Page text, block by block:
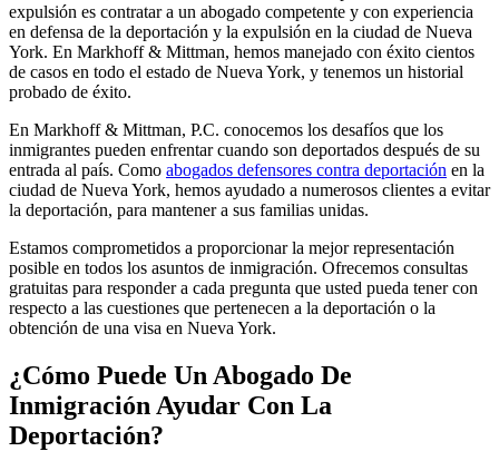
expulsión es contratar a un abogado competente y con experiencia
en defensa de la deportación y la expulsión en la ciudad de Nueva
York. En Markhoff & Mittman, hemos manejado con éxito cientos
de casos en todo el estado de Nueva York, y tenemos un historial
probado de éxito.
En Markhoff & Mittman, P.C. conocemos los desafíos que los
inmigrantes pueden enfrentar cuando son deportados después de su
entrada al país. Como abogados defensores contra deportación en la
ciudad de Nueva York, hemos ayudado a numerosos clientes a evitar
la deportación, para mantener a sus familias unidas.
Estamos comprometidos a proporcionar la mejor representación
posible en todos los asuntos de inmigración. Ofrecemos consultas
gratuitas para responder a cada pregunta que usted pueda tener con
respecto a las cuestiones que pertenecen a la deportación o la
obtención de una visa en Nueva York.
¿Cómo Puede Un Abogado De
Inmigración Ayudar Con La
Deportación?